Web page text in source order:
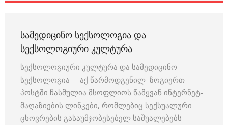
ᲡᲐᲛᲔᲓᲘᲪᲘᲜᲝ ᲡᲔᲥᲡᲝᲚᲝᲒᲘᲐ ᲓᲐ
ᲡᲔᲥᲡᲝᲚᲝᲒᲘᲣᲠᲘ ᲙᲣᲚᲢᲣᲠᲐ
სექსოლოგიური კულტურა და სამედიცინო
სექსოლოგია – აქ წარმოდგენილ ზოგიერთ
პოსტში ჩასმულია მსოფლიოს წამყვან ინტერნეტ-
მაღაზიების ლინკები, რომლებიც სექსუალური
ცხოვრების გასაუმჯობესებელ საშუალებებს